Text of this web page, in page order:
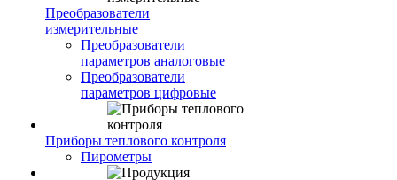
Преобразователи
измерительные
Преобразователи
параметров аналоговые
Преобразователи
параметров цифровые
Приборы теплового контроля
Пирометры